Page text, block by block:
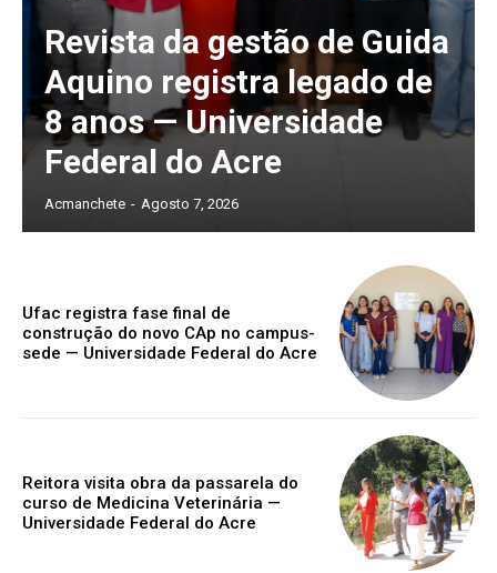
Revista da gestão de Guida
Aquino registra legado de
8 anos — Universidade
Federal do Acre
Acmanchete - Agosto 7, 2026
Ufac registra fase final de
construção do novo CAp no campus-
sede — Universidade Federal do Acre
Reitora visita obra da passarela do
curso de Medicina Veterinária —
Universidade Federal do Acre